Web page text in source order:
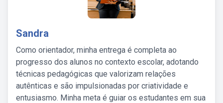
Sandra
Como orientador, minha entrega é completa ao
progresso dos alunos no contexto escolar, adotando
técnicas pedagógicas que valorizam relações
autênticas e são impulsionadas por criatividade e
entusiasmo. Minha meta é guiar os estudantes em sua